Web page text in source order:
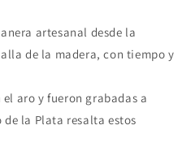
artesanal desde la
de la madera, con tiempo y
aro y fueron grabadas a
la Plata resalta estos